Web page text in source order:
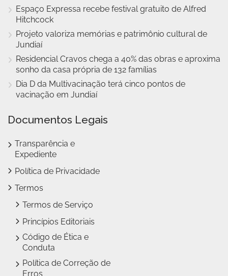
Espaço Expressa recebe festival gratuito de Alfred
Hitchcock
Projeto valoriza memórias e patrimônio cultural de
Jundiaí
Residencial Cravos chega a 40% das obras e aproxima
sonho da casa própria de 132 famílias
Dia D da Multivacinação terá cinco pontos de
vacinação em Jundiaí
Documentos Legais
Transparência e
Expediente
Política de Privacidade
Termos
Termos de Serviço
Princípios Editoriais
Código de Ética e
Conduta
Política de Correção de
Erros